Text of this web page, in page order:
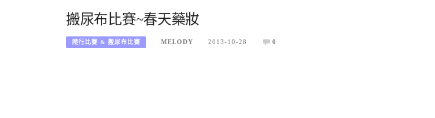
搬尿布比賽~春天藥妝
爬行比賽 & 搬尿布比賽 MELODY 2013-10-28 0